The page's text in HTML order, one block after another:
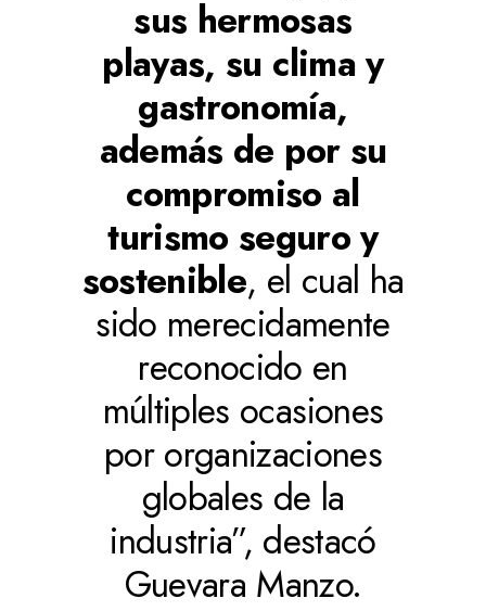
sus hermosas
playas, su clima y
gastronomía,
además de por su
compromiso al
turismo seguro y
sostenible, el cual ha
sido merecidamente
reconocido en
múltiples ocasiones
por organizaciones
globales de la
industria”, destacó
Guevara Manzo.